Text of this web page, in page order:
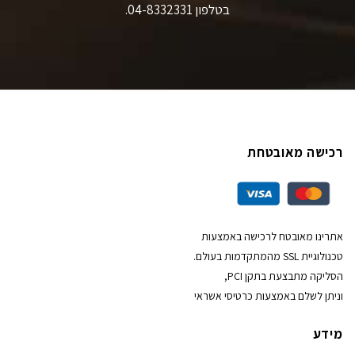
בטלפון 04-8332331.
רכישה מאובטחת
אתרינו מאובטח לרכישה באמצעות
טכנולוגיית SSL מהמתקדמות בעולם.
הסליקה מתבצעת בתקן PCI,
וניתן לשלם באמצעות כרטיסי אשראי
מידע